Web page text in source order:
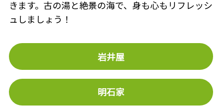
きます。古の湯と絶景の海で、身も心もリフレッシ
ュしましょう！
岩井屋
明石家